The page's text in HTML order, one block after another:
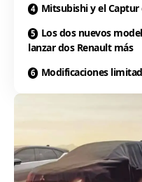
Mitsubishi y el Captur
Los dos nuevos
lanzar dos Renault más
Modificaciones